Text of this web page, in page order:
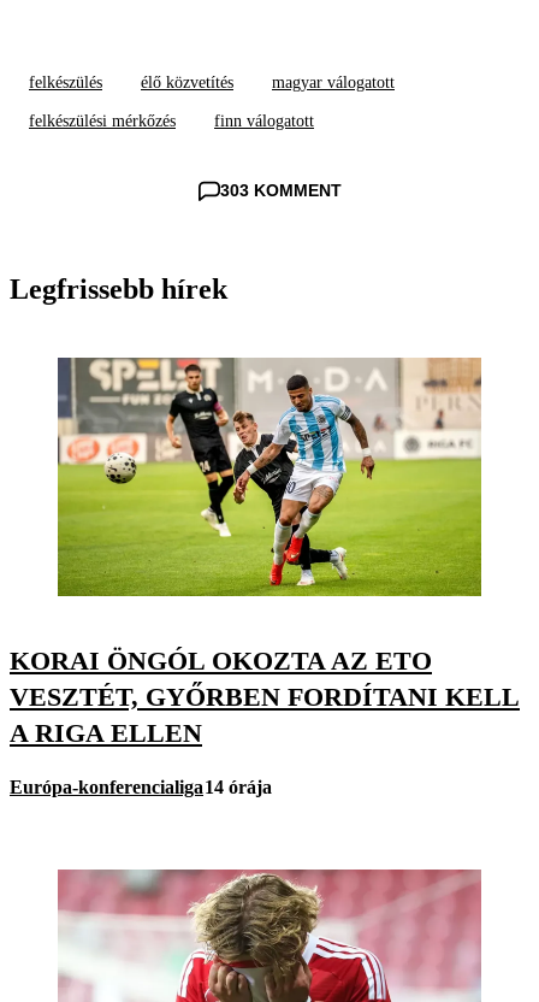
felkészülés élő közvetítés magyar válogatott
felkészülési mérkőzés finn válogatott
303 KOMMENT
Legfrissebb hírek
KORAI ÖNGÓL OKOZTA AZ ETO
VESZTÉT, GYŐRBEN FORDÍTANI KELL
A RIGA ELLEN
Európa-konferencialiga14 órája